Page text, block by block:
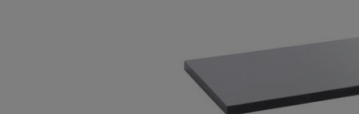
Sieci zewnętrzne
Stacje ładowania
Systemy bezpieczeństwa
Systemy HVAC
Technika grzewcza